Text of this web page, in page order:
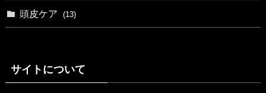
頭皮ケア (13)
サイトについて